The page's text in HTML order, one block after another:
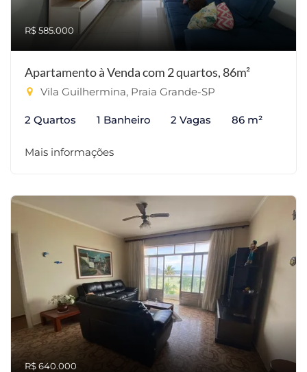
R$ 585.000
Apartamento à Venda com 2 quartos, 86m²
Vila Guilhermina, Praia Grande-SP
2 Quartos 1 Banheiro 2 Vagas 86 m²
Mais informações
R$ 640.000